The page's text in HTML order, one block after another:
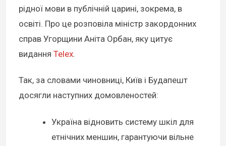
рідної мови в публічній царині, зокрема, в
освіті. Про це розповіла міністр закордонних
справ Угорщини Аніта Орбан, яку цитує
видання Telex.
Так, за словами чиновниці, Київ і Будапешт
досягли наступних домовленостей:
Україна відновить систему шкіл для
етнічних меншин, гарантуючи вільне